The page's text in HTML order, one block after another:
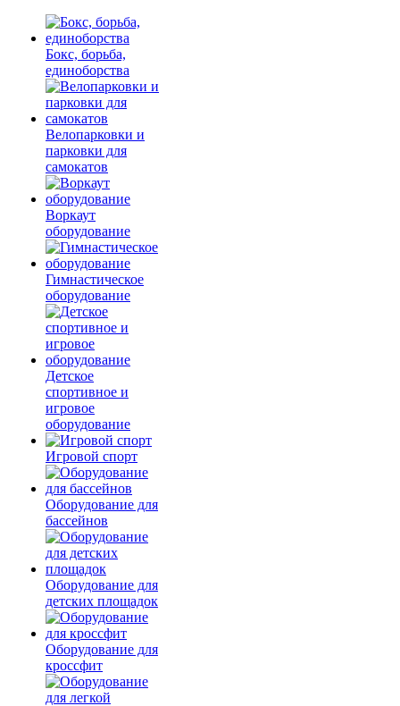
Бокс, борьба,
единоборства
Велопарковки и
парковки для
самокатов
Воркаут
оборудование
Гимнастическое
оборудование
Детское
спортивное и
игровое
оборудование
Игровой спорт
Оборудование для
бассейнов
Оборудование для
детских площадок
Оборудование для
кроссфит